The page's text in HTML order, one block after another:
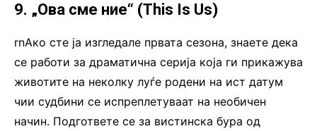
9. „Ова сме ние“ (This Is Us)
rnАко сте ја изгледале првата сезона, знаете дека
се работи за драматична серија која ги прикажува
животите на неколку луѓе родени на ист датум
чии судбини се испреплетуваат на необичен
начин. Подгответе се за вистинска бура од